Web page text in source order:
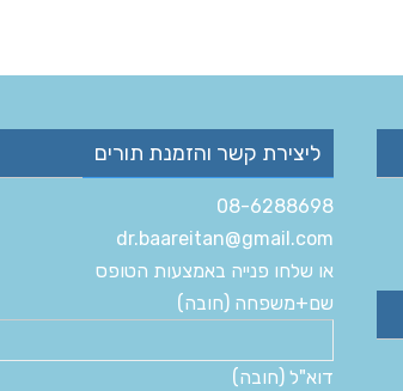
ליצירת קשר והזמנת תורים
08-6288698
dr.baareitan@gmail.com
או שלחו פנייה באמצעות הטופס
שם+משפחה (חובה)
דוא"ל (חובה)